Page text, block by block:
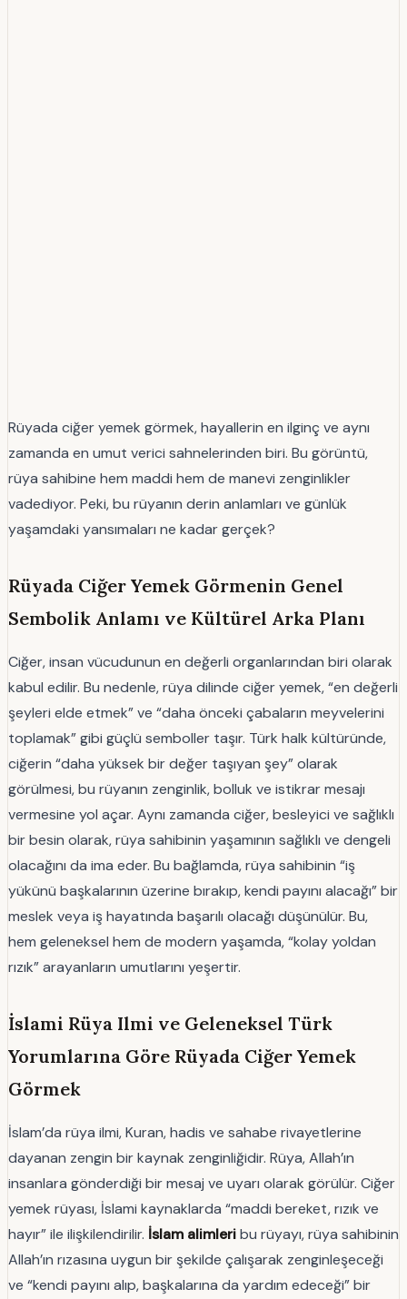
Rüyada ciğer yemek görmek, hayallerin en ilginç ve aynı
zamanda en umut verici sahnelerinden biri. Bu görüntü,
rüya sahibine hem maddi hem de manevi zenginlikler
vadediyor. Peki, bu rüyanın derin anlamları ve günlük
yaşamdaki yansımaları ne kadar gerçek?
Rüyada Ciğer Yemek Görmenin Genel
Sembolik Anlamı ve Kültürel Arka Planı
Ciğer, insan vücudunun en değerli organlarından biri olarak
kabul edilir. Bu nedenle, rüya dilinde ciğer yemek, “en değerli
şeyleri elde etmek” ve “daha önceki çabaların meyvelerini
toplamak” gibi güçlü semboller taşır. Türk halk kültüründe,
ciğerin “daha yüksek bir değer taşıyan şey” olarak
görülmesi, bu rüyanın zenginlik, bolluk ve istikrar mesajı
vermesine yol açar. Aynı zamanda ciğer, besleyici ve sağlıklı
bir besin olarak, rüya sahibinin yaşamının sağlıklı ve dengeli
olacağını da ima eder. Bu bağlamda, rüya sahibinin “iş
yükünü başkalarının üzerine bırakıp, kendi payını alacağı” bir
meslek veya iş hayatında başarılı olacağı düşünülür. Bu,
hem geleneksel hem de modern yaşamda, “kolay yoldan
rızık” arayanların umutlarını yeşertir.
İslami Rüya Ilmi ve Geleneksel Türk
Yorumlarına Göre Rüyada Ciğer Yemek
Görmek
İslam’da rüya ilmi, Kuran, hadis ve sahabe rivayetlerine
dayanan zengin bir kaynak zenginliğidir. Rüya, Allah’ın
insanlara gönderdiği bir mesaj ve uyarı olarak görülür. Ciğer
yemek rüyası, İslami kaynaklarda “maddi bereket, rızık ve
hayır” ile ilişkilendirilir. İslam alimleribu rüyayı, rüya sahibinin
Allah’ın rızasına uygun bir şekilde çalışarak zenginleşeceği
ve “kendi payını alıp, başkalarına da yardım edeceği” bir